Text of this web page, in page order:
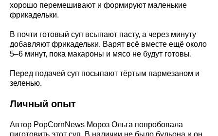
хорошо перемешивают и формируют маленькие
фрикадельки.
В почти готовый суп всыпают пасту, а через минуту
добавляют фрикадельки. Варят всё вместе ещё около
5–6 минут, пока макароны и мясо не будут готовы.
Перед подачей суп посыпают тёртым пармезаном и
зеленью.
Личный опыт
Автор PopCornNews Мороз Ольга попробовала
пиготовить этот суп. В наличии не было бульона и он